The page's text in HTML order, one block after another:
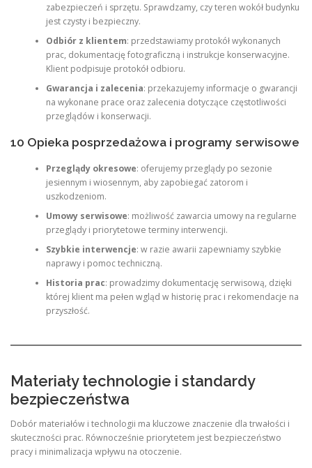
zabezpieczeń i sprzętu. Sprawdzamy, czy teren wokół budynku
jest czysty i bezpieczny.
Odbiór z klientem: przedstawiamy protokół wykonanych
prac, dokumentację fotograficzną i instrukcje konserwacyjne.
Klient podpisuje protokół odbioru.
Gwarancja i zalecenia: przekazujemy informacje o gwarancji
na wykonane prace oraz zalecenia dotyczące częstotliwości
przeglądów i konserwacji.
10 Opieka posprzedażowa i programy serwisowe
Przeglądy okresowe: oferujemy przeglądy po sezonie
jesiennym i wiosennym, aby zapobiegać zatorom i
uszkodzeniom.
Umowy serwisowe: możliwość zawarcia umowy na regularne
przeglądy i priorytetowe terminy interwencji.
Szybkie interwencje: w razie awarii zapewniamy szybkie
naprawy i pomoc techniczną.
Historia prac: prowadzimy dokumentację serwisową, dzięki
której klient ma pełen wgląd w historię prac i rekomendacje na
przyszłość.
Materiały technologie i standardy
bezpieczeństwa
Dobór materiałów i technologii ma kluczowe znaczenie dla trwałości i
skuteczności prac. Równocześnie priorytetem jest bezpieczeństwo
pracy i minimalizacja wpływu na otoczenie.